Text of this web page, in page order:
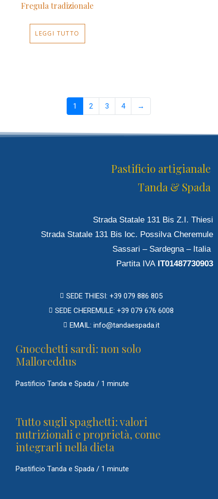
Fregula tradizionale
LEGGI TUTTO
1 2 3 4 →
Pastificio artigianale
Tanda & Spada
Strada Statale 131 Bis Z.I. Thiesi
Strada Statale 131 Bis loc. Possilva Cheremule
Sassari – Sardegna – Italia
Partita IVA IT01487730903
SEDE THIESI: +39 079 886 805
SEDE CHEREMULE: +39 079 676 6008
EMAIL: info@tandaespada.it
Gnocchetti sardi: non solo
Malloreddus
Pastificio Tanda e Spada / 1 minute
Tutto sugli spaghetti: valori
nutrizionali e proprietà, come
integrarli nella dieta
Pastificio Tanda e Spada / 1 minute